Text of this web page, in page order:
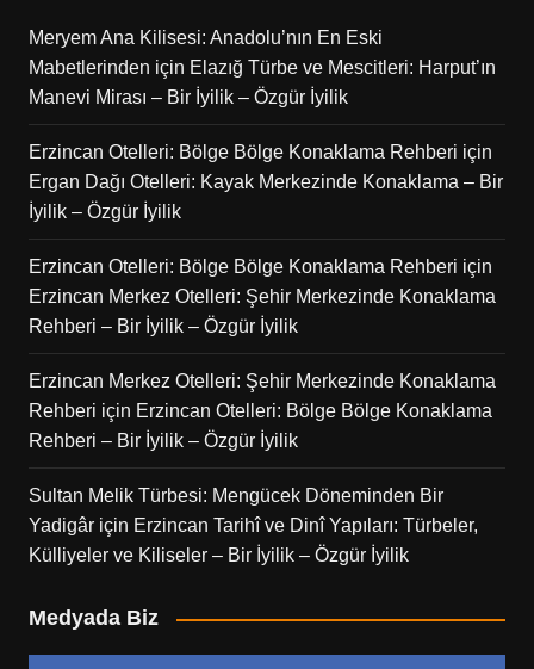
Meryem Ana Kilisesi: Anadolu’nın En Eski
Mabetlerinden için Elazığ Türbe ve Mescitleri: Harput’ın
Manevi Mirası – Bir İyilik – Özgür İyilik
Erzincan Otelleri: Bölge Bölge Konaklama Rehberi için
Ergan Dağı Otelleri: Kayak Merkezinde Konaklama – Bir
İyilik – Özgür İyilik
Erzincan Otelleri: Bölge Bölge Konaklama Rehberi için
Erzincan Merkez Otelleri: Şehir Merkezinde Konaklama
Rehberi – Bir İyilik – Özgür İyilik
Erzincan Merkez Otelleri: Şehir Merkezinde Konaklama
Rehberi için Erzincan Otelleri: Bölge Bölge Konaklama
Rehberi – Bir İyilik – Özgür İyilik
Sultan Melik Türbesi: Mengücek Döneminden Bir
Yadigâriçin Erzincan Tarihî ve Dinî Yapıları: Türbeler,
Külliyeler ve Kiliseler – Bir İyilik – Özgür İyilik
Medyada Biz